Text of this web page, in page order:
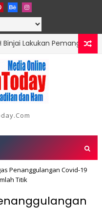
Lakukan Pemangkasan
Riau Beri Perlindungan
Penanggulangan Covid-19
Titik